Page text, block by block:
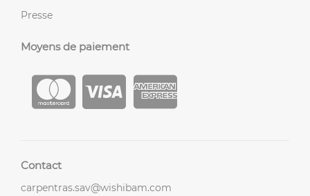
Presse
Moyens de paiement
Contact
carpentras.sav@wishibam.com